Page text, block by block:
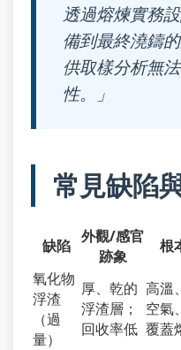
透過熔煉實務
備到最終澆鑄
供取樣分析無
性。」
常見缺陷
缺陷 外觀/感官
跡象
根
氧化物
浮渣
（過
量）
厚、乾的
浮渣層；
回收率低
高溫
空氣
覆蓋